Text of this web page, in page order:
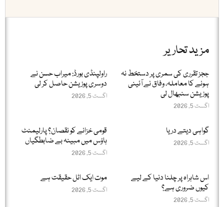
مزید تحاریر
ججز تقرری کی سمری پر دستخط نہ
ہونے کا معاملہ، وفاق نے آئینی
پوزیشن سنبھال لی
اگست 5, 2026
راولپنڈی بورڈ: میراب حسن نے
دوسری پوزیشن حاصل کر لی
اگست 5, 2026
گواہی دیتے دریا
اگست 5, 2026
قومی خزانے کو نقصان؟ پارلیمنٹ
ہاؤس میں مبینہ بے ضابطگیاں
اگست 5, 2026
اس شاہراہ پر چلنا دنیا کے لیے
کیوں ضروری ہے؟
اگست 5, 2026
موت ایک اٹل حقیقت ہے
اگست 5, 2026